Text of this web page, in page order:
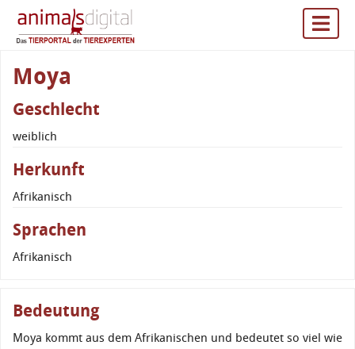
Moya
Geschlecht
weiblich
Herkunft
Afrikanisch
Sprachen
Afrikanisch
Bedeutung
Moya kommt aus dem Afrikanischen und bedeutet so viel wie